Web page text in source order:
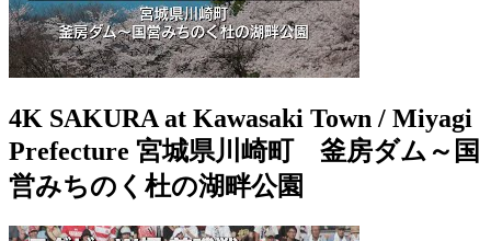
4K SAKURA at Kawasaki Town / Miyagi
Prefecture 宮城県川崎町 釜房ダム～国
営みちのく杜の湖畔公園